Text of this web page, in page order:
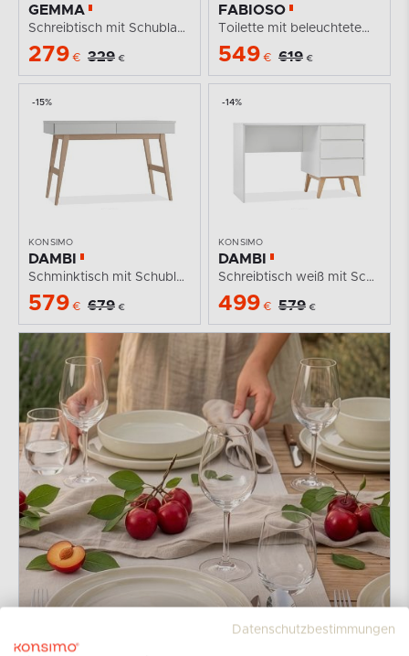
GEMMA
Schreibtisch mit Schubladen retro blau
279 € 329 €
FABIOSO
Toilette mit beleuchtetem Spiegel und Schubladen...
549 € 619 €
-15%
KONSIMO
DAMBI
Schminktisch mit Schubladen / Schreibtisch weiß
579 € 679 €
-14%
KONSIMO
DAMBI
Schreibtisch weiß mit Schubladen auf Füßen
499 € 579 €
Datenschutzbestimmungen